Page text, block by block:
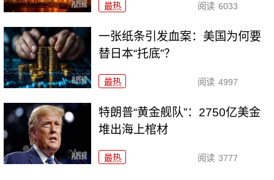
最热 阅读 6033
一张纸条引发血案：美国为何要
替日本“托底”？
最热 阅读 4997
特朗普“黄金舰队”：2750亿美金
堆出海上棺材
最热 阅读 3777